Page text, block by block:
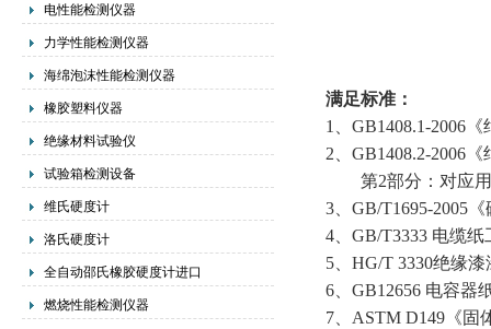
电性能检测仪器
力学性能检测仪器
海绵泡沫性能检测仪器
橡胶塑料仪器
绝缘材料试验仪
试验箱检测设备
维氏硬度计
洛氏硬度计
全自动邵氏橡胶硬度计进口
燃烧性能检测仪器
满足标准：
1
GB1408.1-2006
2
GB1408.2-2006
第2部分：对应
3
GB/T1695-2005
4
GB/T3333 电缆纸
5
HG/T 3330绝缘漆
6
GB12656 电容器
7
ASTM D149 《